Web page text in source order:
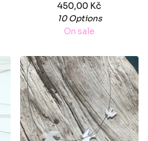
450,00 Kč
10 Options
On sale